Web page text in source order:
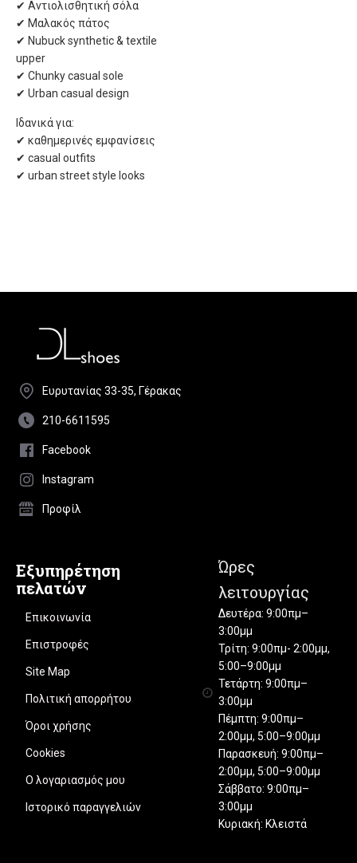
✔ Αντιολισθητική σόλα
✔ Μαλακός πάτος
✔ Nubuck synthetic & textile
upper
✔ Chunky casual sole
✔ Urban casual design
Ιδανικά για:
✔ καθημερινές εμφανίσεις
✔ casual outfits
✔ urban street style looks
Ευρυτανίας 33-35, Γέρακας
210-6611595
Facebook
Instagram
Προφίλ
Εξυπηρέτηση
πελατών
Επικοινωνία
Επιστροφές
Site Map
Πολιτική απορρήτου
Όροι χρήσης
Cookies
Ο λογαριασμός μου
Ιστορικό παραγγελιών
Ώρες
λειτουργίας
Δευτέρα: 9:00πμ–
3:00μμ
Τρίτη: 9:00πμ- 2:00μμ,
5:00–9:00μμ
Τετάρτη: 9:00πμ–
3:00μμ
Πέμπτη: 9:00πμ–
2:00μμ, 5:00–9:00μμ
Παρασκευή: 9:00πμ–
2:00μμ, 5:00–9:00μμ
Σάββατο: 9:00πμ–
3:00μμ
Κυριακή: Κλειστά